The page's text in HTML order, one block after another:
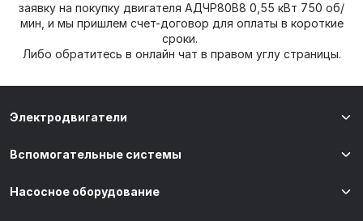
заявку на покупку двигателя АДЧР80В8 0,55 кВт 750 об/
мин, и мы пришлем счет-договор для оплаты в короткие
сроки.
Либо обратитесь в онлайн чат в правом углу страницы.
Электродвигатели
Вспомогательные системы
Насосное оборудование